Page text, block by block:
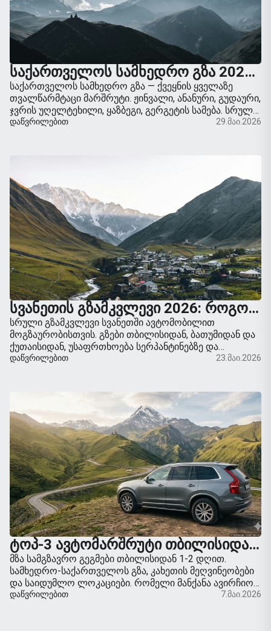
ᲡᲐᲥᲐᲠᲗᲕᲔᲚᲝᲡ ᲡᲐᲛᲮᲔᲓᲠᲝ ᲒᲖᲐ 2026: ᲡᲠᲣᲚᲘ ᲒᲖᲐᲛᲙᲕᲚᲔᲕᲘ ᲗᲑᲘᲚᲘᲡᲘᲓᲐᲜ ᲧᲐᲖᲑᲔᲒᲐᲛᲓᲔ
საქართველოს სამხედრო გზა — ქვეყნის ყველაზე
თვალწარმტაცი მარშრუტი. ჟინვალი, ანანური, გუდაური,
ჯვრის უღელტეხილი, ყაზბეგი, გერგეტის სამება. სრული
გზამკვლევი, მანძილი, გაჩერებები, ზამთრის მართვის
ᲓᲐᲬᲕᲠᲘᲚᲔᲑᲘᲗ 29.მაი.2026
ᲡᲕᲐᲜᲔᲗᲘᲡ ᲒᲖᲐᲛᲙᲕᲚᲔᲕᲘ 2026: ᲠᲝᲒᲝᲠ ᲐᲕᲘᲓᲔᲗ ᲛᲔᲡᲢᲘᲐᲨᲘ ᲛᲐᲜᲥᲐᲜᲘᲗ ᲓᲐ ᲡᲐᲣᲙᲔᲗᲔᲡᲝ ᲛᲐᲠᲨᲠᲣᲢᲔᲑᲘ
სრული გზამკვლევი სვანეთში ავტომობილით
მოგზაურობისთვის. გზები თბილისიდან, ბათუმიდან და
ქუთაისიდან, უსაფრთხოება სერპანტინებზე და
საუკეთესო საფეხმავლო მარშრუტები მესტიიდან.
ᲓᲐᲬᲕᲠᲘᲚᲔᲑᲘᲗ 23.მაი.2026
ᲢᲝᲞ-3 ᲐᲕᲢᲝᲛᲐᲠᲨᲠᲣᲢᲘ ᲗᲑᲘᲚᲘᲡᲘᲓᲐᲜ ᲣᲥᲛᲔᲔᲑᲖᲔ: ᲡᲐᲓ ᲬᲐᲕᲘᲓᲔᲗ ᲛᲐᲜᲥᲐᲜᲘᲗ
მზა სამგზავრო გეგმები თბილისიდან 1-2 დღით.
სამხედრო-საქართველოს გზა, კახეთის მეღვინეობები
და საიდუმლო ლოკაციები. რომელი მანქანა ავირჩიოთ
მოგზაურობისთვის.
ᲓᲐᲬᲕᲠᲘᲚᲔᲑᲘᲗ 7.მაი.2026